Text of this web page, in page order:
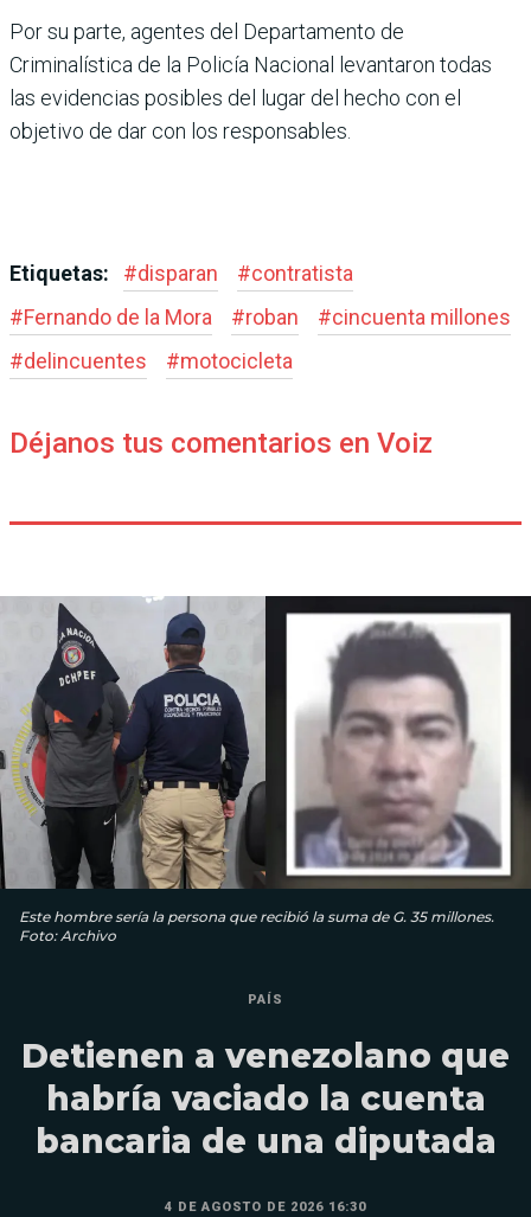
Por su parte, agentes del Departamento de
Criminalística de la Policía Nacional levantaron todas
las evidencias posibles del lugar del hecho con el
objetivo de dar con los responsables.
Etiquetas: #disparan #contratista
#Fernando de la Mora #roban #cincuenta millones
#delincuentes #motocicleta
Déjanos tus comentarios en Voiz
Este hombre sería la persona que recibió la suma de G. 35 millones.
Foto: Archivo
PAÍS
Detienen a venezolano que
habría vaciado la cuenta
bancaria de una diputada
4 DE AGOSTO DE 2026 16:30